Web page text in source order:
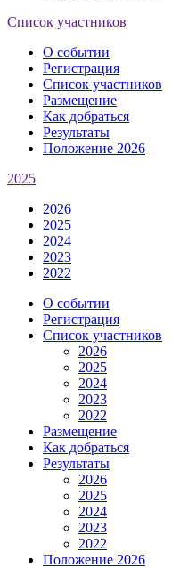
Список участников
О событии
Регистрация
Список участников
Размещение
Как добраться
Результаты
Положение 2026
2025
2026
2025
2024
2023
2022
О событии
Регистрация
Список участников
2026
2025
2024
2023
2022
Размещение
Как добраться
Результаты
2026
2025
2024
2023
2022
Положение 2026